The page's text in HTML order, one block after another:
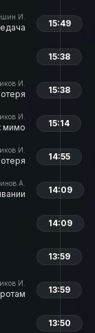
И.
15:49
15:38
И.
15:38
И.
мимо 15:14
И.
14:55
А.
14:09
14:09
13:59
И.
13:59
13:50